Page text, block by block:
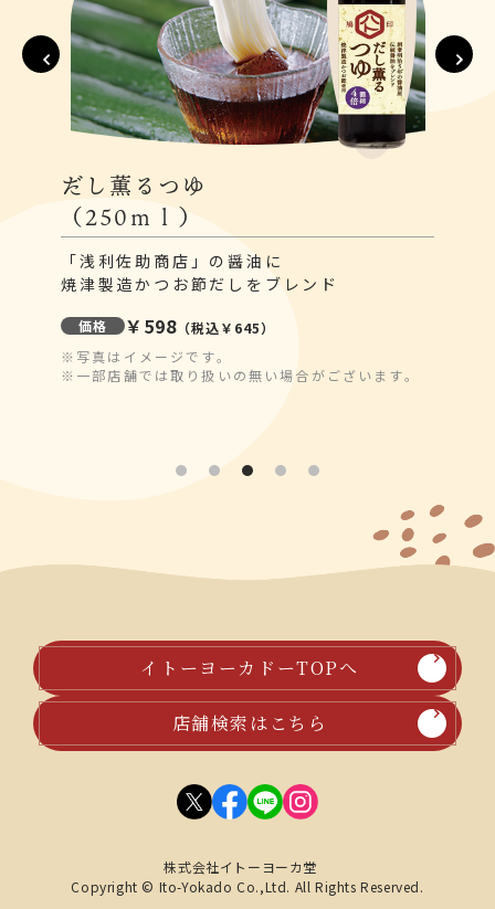
だし薫るつゆ
（250ｍｌ）
「浅利佐助商店」の醤油に
焼津製造かつお節だしをブレンド
価格 ￥598（税込￥645）
※写真はイメージです。
※一部店舗では取り扱いの無い場合がございます。
イトーヨーカドーTOPへ
店舗検索はこちら
株式会社イトーヨーカ堂
Copyright © Ito-Yokado Co.,Ltd. All Rights Reserved.